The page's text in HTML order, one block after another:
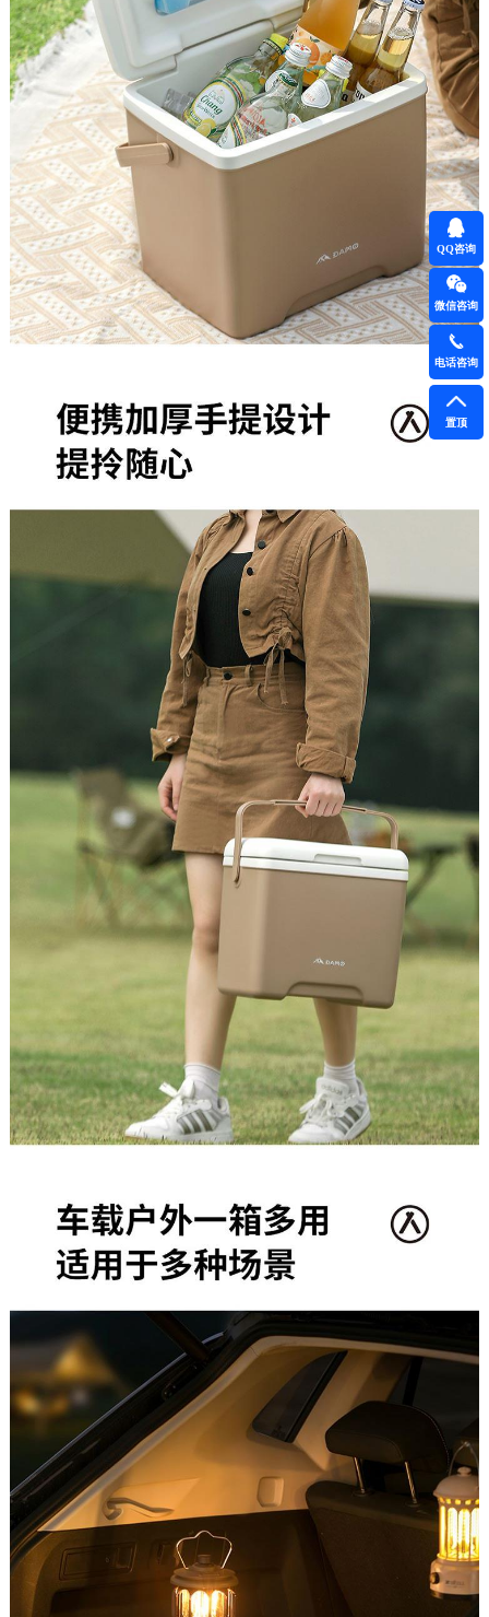
QQ咨询
微信咨询
电话咨询
置顶